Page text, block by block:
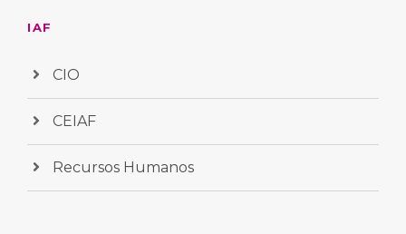
IAF
CIO
CEIAF
Recursos Humanos